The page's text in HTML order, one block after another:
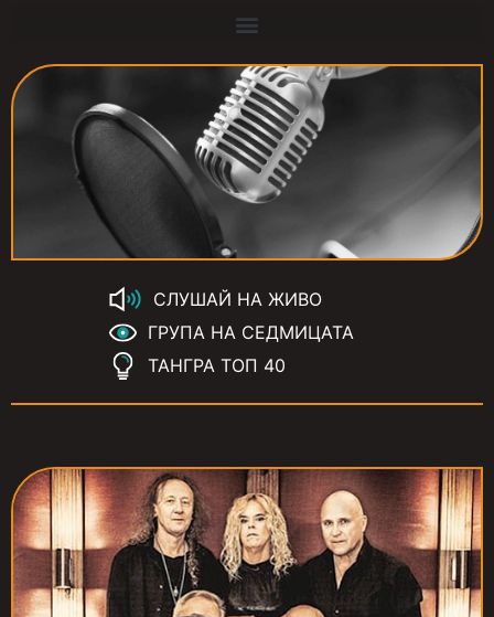
СЛУШАЙ НА ЖИВО
ГРУПА НА СЕДМИЦАТА
ТАНГРА ТОП 40